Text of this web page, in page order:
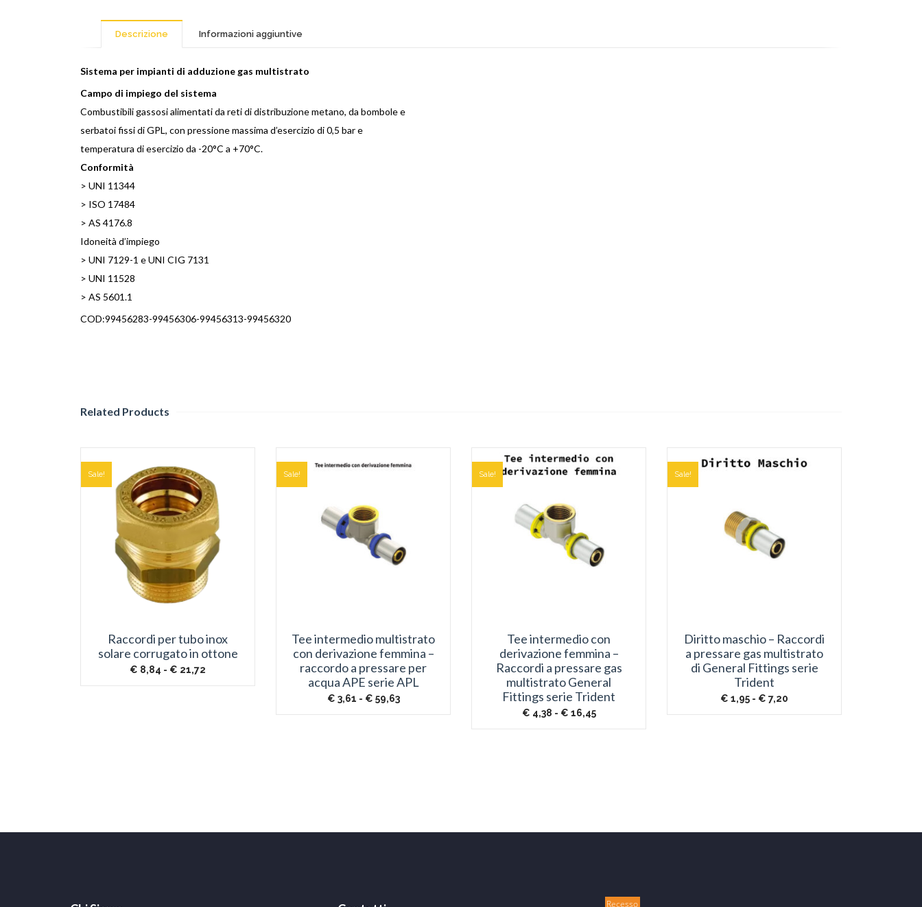
Descrizione Informazioni aggiuntive
Sistema per impianti di adduzione gas multistrato
Campo di impiego del sistema
Combustibili gassosi alimentati da reti di distribuzione metano, da bombole e
serbatoi fissi di GPL, con pressione massima d’esercizio di 0,5 bar e
temperatura di esercizio da -20°C a +70°C.
Conformità
> UNI 11344
> ISO 17484
> AS 4176.8
Idoneità d’impiego
> UNI 7129-1 e UNI CIG 7131
> UNI 11528
> AS 5601.1
COD:99456283-99456306-99456313-99456320
Related Products
Sale!
Raccordi per tubo inox
solare corrugato in ottone
€ 8,84 - € 21,72
Sale!
Tee intermedio multistrato
con derivazione femmina –
raccordo a pressare per
acqua APE serie APL
€ 3,61 - € 59,63Fascia
Sale!
Tee intermedio con
derivazione femmina –
Raccordi a pressare gas
multistrato General
Fittings serie Trident
€ 4,38 - € 16,45Fascia
Sale!
Diritto maschio – Raccordi
a pressare gas multistrato
di General Fittings serie
Trident
€ 1,95 - € 7,20
Recesso